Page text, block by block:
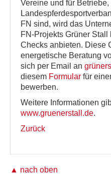
Vereine und für
FN sind, wird das
FN-Projekts Grüner
Checks anbieten. Diese
energetische Beratung
sich per Email an
diesem Formular für
bewerben.
Weitere Informationen
www.gruenerstall.de.
Zurück
▲ nach oben